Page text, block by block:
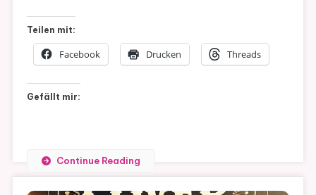
Teilen mit:
Facebook Drucken Threads
Gefällt mir:
Continue Reading